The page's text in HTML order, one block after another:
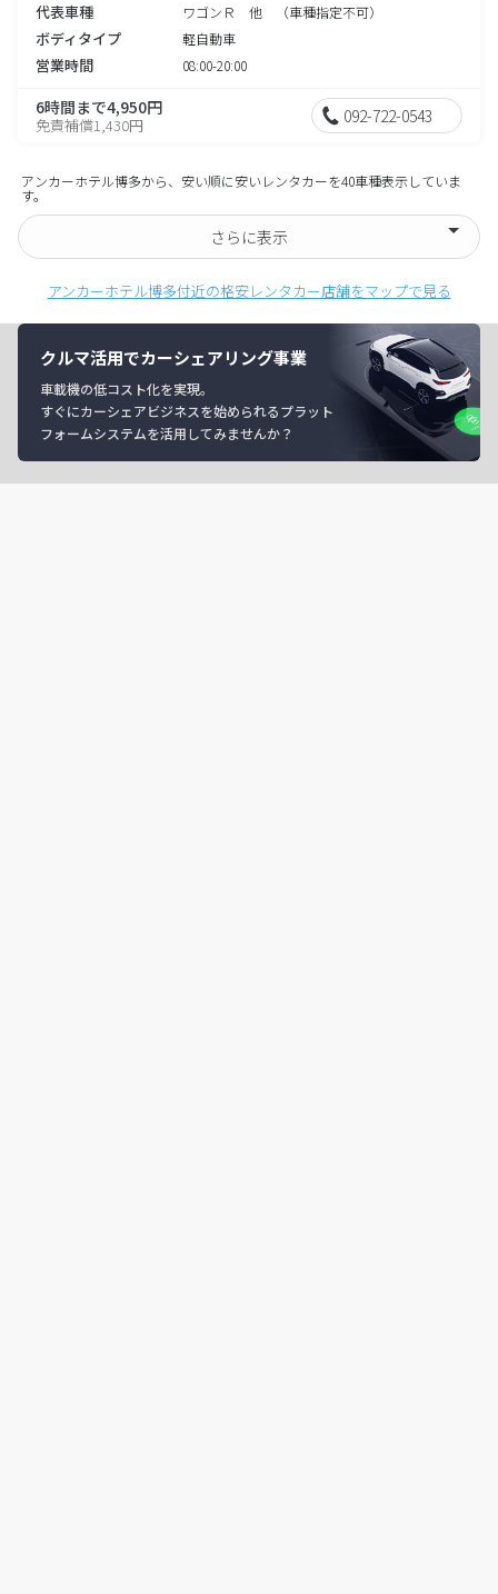
代表車種 ワゴンＲ 他 （車種指定不可）
ボディタイプ 軽自動車
営業時間 08:00-20:00
6時間まで4,950円
免責補償1,430円 092-722-0543
アンカーホテル博多から、安い順に安いレンタカーを40車種表示していま
す。
さらに表示
アンカーホテル博多付近の格安レンタカー店舗をマップで見る
クルマ活用でカーシェアリング事業
車載機の低コスト化を実現。
すぐにカーシェアビジネスを始められるプラット
フォームシステムを活用してみませんか？